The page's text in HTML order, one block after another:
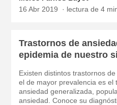
16 Abr 2019
lectura de 4
Trastornos de
epidemia de nuestro
Existen distintos trastornos
el de mayor prevalencia es el
ansiedad generalizada,
ansiedad. Conoce su